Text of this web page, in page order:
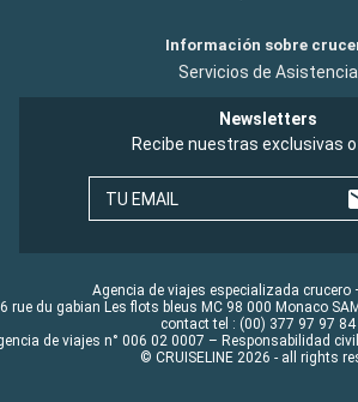
Información sobre
Servicios de Asistencia
Newsletters
Recibe nuestras exclusivas
TU EMAIL
Agencia de viajes especializada crucero
rue du gabian Les flots bleus MC 98 000 Monaco
contact tel : (00) 377 97 97 84
de viajes n° 006 02 0007 – Responsabilidad
© CRUISELINE 2026 - all rights